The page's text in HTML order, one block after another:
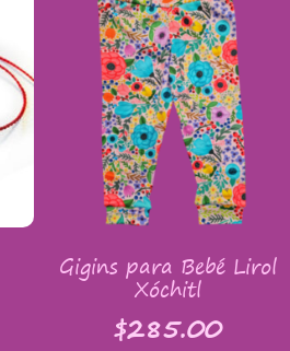
Gigins para Bebé Lirol
Xóchitl
$285.00